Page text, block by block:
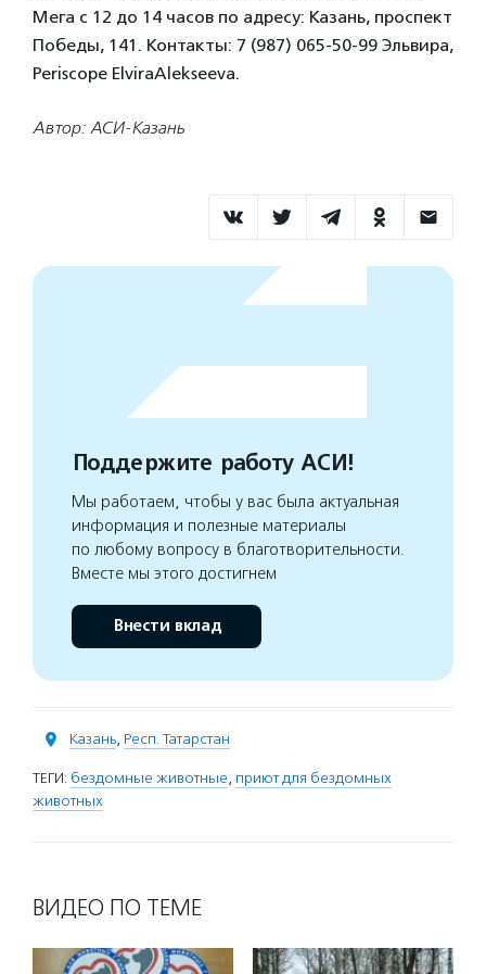
Мега с 12 до 14 часов по адресу: Казань, проспект
Победы, 141. Контакты: 7 (987) 065-50-99 Эльвира,
Periscope ElviraAlekseeva.
Автор: АСИ-Казань
Поддержите работу АСИ!
Мы работаем, чтобы у вас была актуальная
информация и полезные материалы
по любому вопросу в благотворительности.
Вместе мы этого достигнем
Внести вклад
Казань, Респ. Татарстан
ТЕГИ: бездомные животные, приют для бездомных
животных
ВИДЕО ПО ТЕМЕ